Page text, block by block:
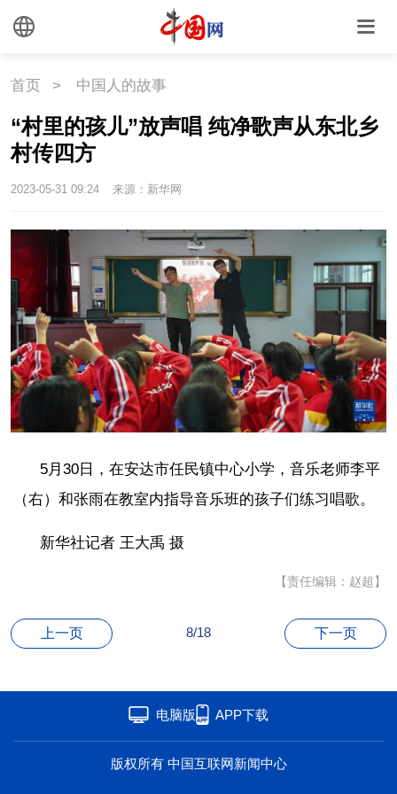
中国关键词
文化 文创 艺术
时尚
中国瓷
国情
国情 助残 一带一路
海洋 湾区
首页 > 中国人的故事
“村里的孩儿”放声唱 纯净歌声从东北乡
村传四方
2023-05-31 09:24 来源：新华网
5月30日，在安达市任民镇中心小学，音乐老师李平
（右）和张雨在教室内指导音乐班的孩子们练习唱歌。
新华社记者 王大禹 摄
【责任编辑：赵超】
上一页 8/18 下一页
电脑版 APP下载
版权所有 中国互联网新闻中心